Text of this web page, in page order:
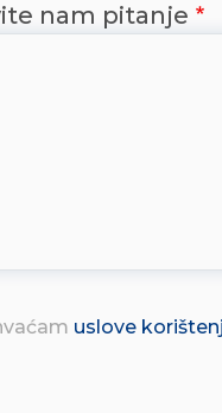
nam pitanje
uslove